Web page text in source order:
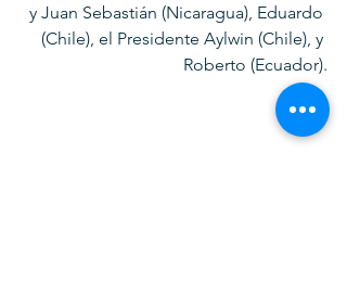
y Juan Sebastián (Nicaragua), Eduardo
(Chile), el Presidente Aylwin (Chile), y
Roberto (Ecuador).